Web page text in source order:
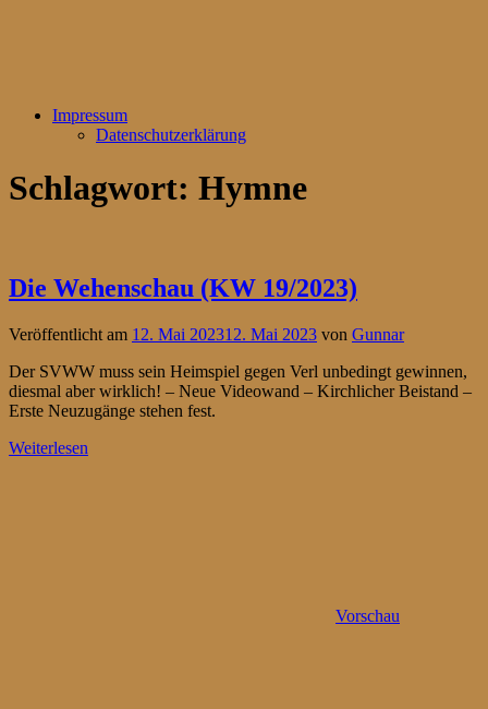
Impressum
Datenschutzerklärung
Schlagwort: Hymne
Die Wehenschau (KW 19/2023)
Veröffentlicht am 12. Mai 202312. Mai 2023 von Gunnar
Der SVWW muss sein Heimspiel gegen Verl unbedingt gewinnen,
diesmal aber wirklich! – Neue Videowand – Kirchlicher Beistand –
Erste Neuzugänge stehen fest.
Weiterlesen
Vorschau